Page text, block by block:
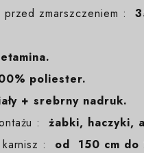
przed zmarszczeniem :
etamina.
poliester.
+ srebrny nadruk.
:żabki, haczyki,
: od 150 cm do